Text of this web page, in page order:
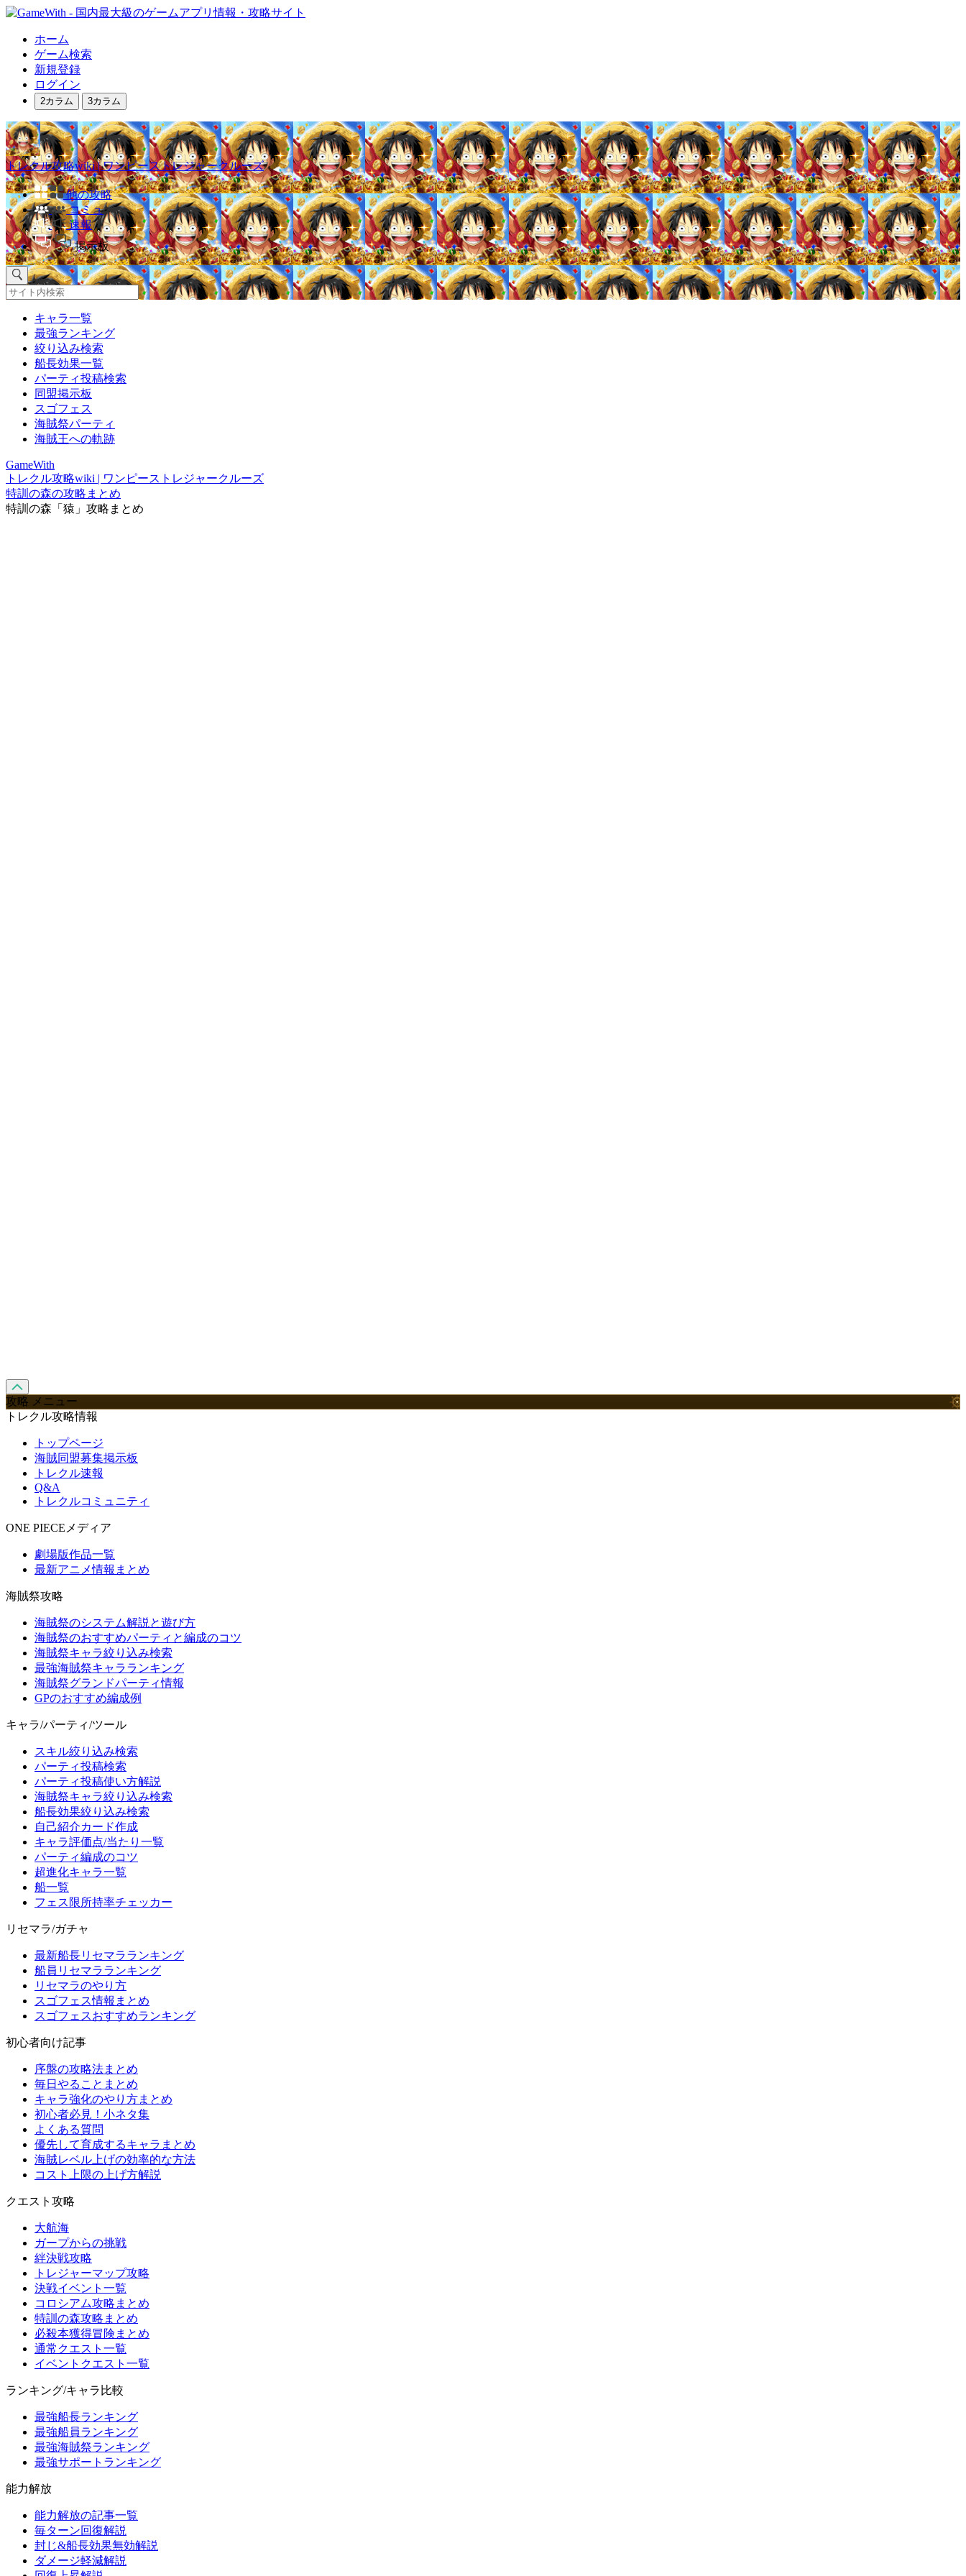
ホーム
ゲーム検索
新規登録
ログイン
2カラム 3カラム
トレクル攻略wiki | ワンピーストレジャークルーズ
他の攻略
コミュ
速報
掲示板
キャラ一覧
最強ランキング
絞り込み検索
船長効果一覧
パーティ投稿検索
同盟掲示板
スゴフェス
海賊祭パーティ
海賊王への軌跡
GameWith
トレクル攻略wiki | ワンピーストレジャークルーズ
特訓の森の攻略まとめ
特訓の森「猿」攻略まとめ
攻略 メニュー
トレクル攻略情報
トップページ
海賊同盟募集掲示板
トレクル速報
Q&A
トレクルコミュニティ
ONE PIECEメディア
劇場版作品一覧
最新アニメ情報まとめ
海賊祭攻略
海賊祭のシステム解説と遊び方
海賊祭のおすすめパーティと編成のコツ
海賊祭キャラ絞り込み検索
最強海賊祭キャラランキング
海賊祭グランドパーティ情報
GPのおすすめ編成例
キャラ/パーティ/ツール
スキル絞り込み検索
パーティ投稿検索
パーティ投稿使い方解説
海賊祭キャラ絞り込み検索
船長効果絞り込み検索
自己紹介カード作成
キャラ評価点/当たり一覧
パーティ編成のコツ
超進化キャラ一覧
船一覧
フェス限所持率チェッカー
リセマラ/ガチャ
最新船長リセマラランキング
船員リセマラランキング
リセマラのやり方
スゴフェス情報まとめ
スゴフェスおすすめランキング
初心者向け記事
序盤の攻略法まとめ
毎日やることまとめ
キャラ強化のやり方まとめ
初心者必見！小ネタ集
よくある質問
優先して育成するキャラまとめ
海賊レベル上げの効率的な方法
コスト上限の上げ方解説
クエスト攻略
大航海
ガープからの挑戦
絆決戦攻略
トレジャーマップ攻略
決戦イベント一覧
コロシアム攻略まとめ
特訓の森攻略まとめ
必殺本獲得冒険まとめ
通常クエスト一覧
イベントクエスト一覧
ランキング/キャラ比較
最強船長ランキング
最強船員ランキング
最強海賊祭ランキング
最強サポートランキング
能力解放
能力解放の記事一覧
毎ターン回復解説
封じ&船長効果無効解説
ダメージ軽減解説